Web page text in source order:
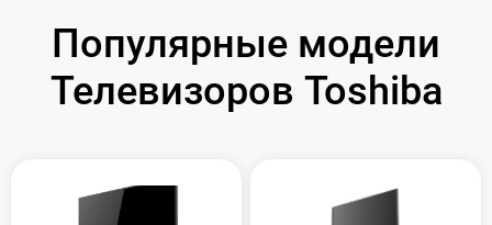
Популярные модели
Телевизоров Toshiba